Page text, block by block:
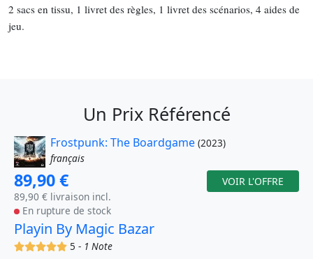
2 sacs en tissu, 1 livret des règles, 1 livret des scénarios, 4 aides de
jeu.
Un Prix Référencé
Frostpunk: The Boardgame (2023)
français
89,90 €
89,90 € livraison incl.
En rupture de stock
VOIR L'OFFRE
Playin By Magic Bazar
(x)(x)(x)(x)(x)5 - 1 Note